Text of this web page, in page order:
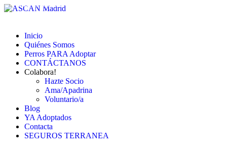
Inicio
Quiénes Somos
Perros PARA Adoptar
CONTÁCTANOS
Colabora!
Hazte Socio
Ama/Apadrina
Voluntario/a
Blog
YA Adoptados
Contacta
SEGUROS TERRANEA
Cambiando Conciencias